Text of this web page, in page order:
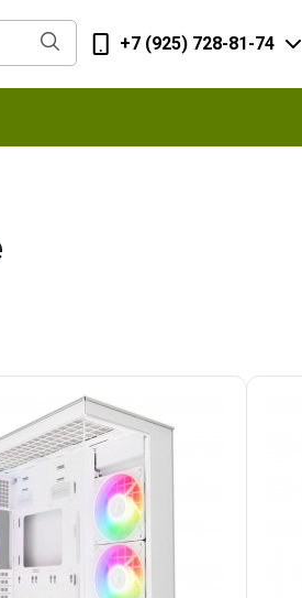
+7 (925) 728-81-74